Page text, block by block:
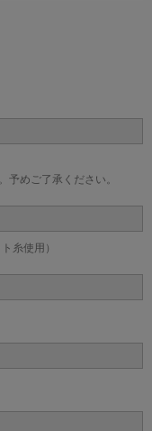
めご了承ください。
糸使用）